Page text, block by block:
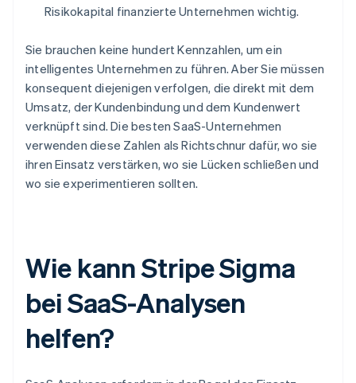
Risikokapital finanzierte Unternehmen wichtig.
Sie brauchen keine hundert Kennzahlen, um ein
intelligentes Unternehmen zu führen. Aber Sie müssen
konsequent diejenigen verfolgen, die direkt mit dem
Umsatz, der Kundenbindung und dem Kundenwert
verknüpft sind. Die besten SaaS-Unternehmen
verwenden diese Zahlen als Richtschnur dafür, wo sie
ihren Einsatz verstärken, wo sie Lücken schließen und
wo sie experimentieren sollten.
Wie kann Stripe Sigma
bei SaaS-Analysen
helfen?